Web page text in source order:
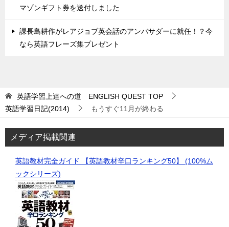
マゾンギフト券を送付しました
課長島耕作がレアジョブ英会話のアンバサダーに就任！？今
なら英語フレーズ集プレゼント
英語学習上達への道 ENGLISH QUEST TOP
英語学習日記(2014)
もうすぐ11月が終わる
メディア掲載関連
英語教材完全ガイド 【英語教材辛口ランキング50】 (100%ム
ックシリーズ)